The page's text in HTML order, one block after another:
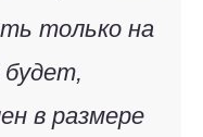
только на
в размере